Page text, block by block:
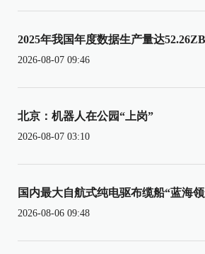
2025年我国年度数据生产量达52.26ZB
2026-08-07 09:46
北京：机器人在公园“上岗”
2026-08-07 03:10
国内最大自航式纯电驱布缆船“蓝海
2026-08-06 09:48